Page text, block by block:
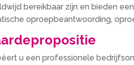
bereikbaar zijn en bieden
oproepbeantwoording,
u een professionele